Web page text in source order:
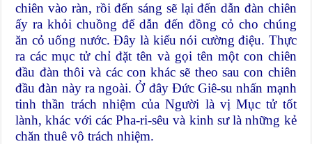
chiên vào ràn, rồi đến sáng sẽ lại đến dẫn đàn chiên
ấy ra khỏi chuồng để dẫn đến đồng cỏ cho chúng
ăn cỏ uống nước. Đây là kiểu nói cường điệu. Thực
ra các mục tử chỉ đặt tên và gọi tên một con chiên
đầu đàn thôi và các con khác sẽ theo sau con chiên
đầu đàn này ra ngoài. Ở đây Đức Giê-su nhấn mạnh
tinh thần trách nhiệm của Người là vị Mục tử tốt
lành, khác với các Pha-ri-sêu và kinh sư là những kẻ
chăn thuê vô trách nhiệm.